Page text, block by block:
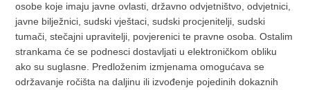
osobe koje imaju javne ovlasti, državno odvjetništvo, odvjetnici,
javne bilježnici, sudski vještaci, sudski procjenitelji, sudski
tumači, stečajni upravitelji, povjerenici te pravne osoba. Ostalim
strankama će se podnesci dostavljati u elektroničkom obliku
ako su suglasne. Predloženim izmjenama omogućava se
održavanje ročišta na daljinu ili izvođenje pojedinih dokaznih